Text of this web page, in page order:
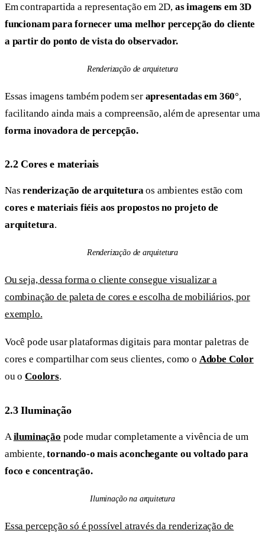
Em contrapartida a representação em 2D, as imagens em 3D
funcionam para fornecer uma melhor percepção do cliente
a partir do ponto de vista do observador.
Renderização de arquitetura
Essas imagens também podem ser apresentadas em 360°,
facilitando ainda mais a compreensão, além de apresentar uma
forma inovadora de percepção.
2.2 Cores e materiais
Nasrenderização de arquitetura os ambientes estão com
cores e materiais fiéis aos propostos no projeto de
arquitetura.
Renderização de arquitetura
Ou seja, dessa forma o cliente consegue visualizar a
combinação de paleta de cores e escolha de mobiliários, por
exemplo.
Você pode usar plataformas digitais para montar paletras de
cores e compartilhar com seus clientes, como o Adobe Color
ou oCoolors.
2.3 Iluminação
A iluminação pode mudar completamente a vivência de um
ambiente,tornando-o mais aconchegante ou voltado para
foco e concentração.
Iluminação na arquitetura
Essa percepção só é possível através da renderização de